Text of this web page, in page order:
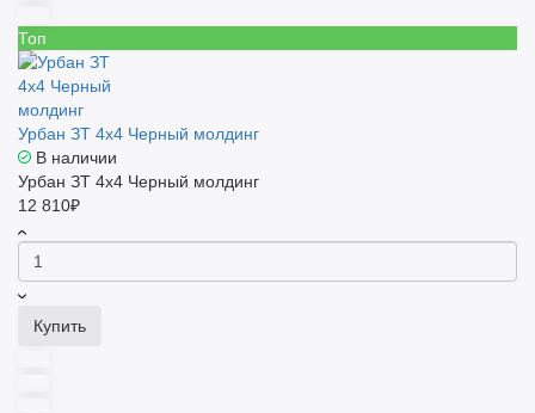
Топ
Урбан ЗТ 4x4 Черный молдинг
В наличии
Урбан ЗТ 4x4 Черный молдинг
12 810₽
Купить